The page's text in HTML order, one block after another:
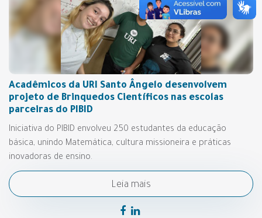
Acadêmicos da URI Santo Ângelo desenvolvem
projeto de Brinquedos Científicos nas escolas
parceiras do PIBID
Iniciativa do PIBID envolveu 250 estudantes da educação
básica, unindo Matemática, cultura missioneira e práticas
inovadoras de ensino.
Leia mais